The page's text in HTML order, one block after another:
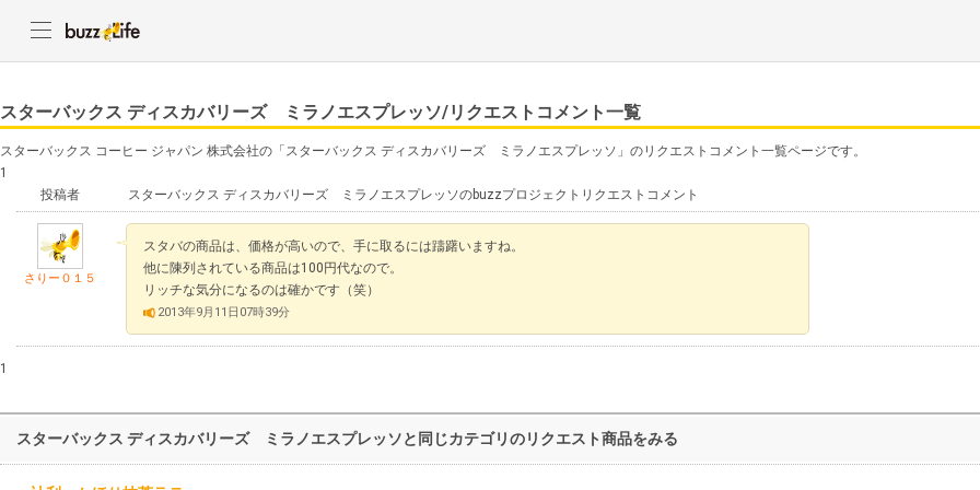
スターバックス ディスカバリーズ ミラノエスプレッソ/リクエストコメント一覧
スターバックス コーヒー ジャパン 株式会社の「スターバックス ディスカバリーズ ミラノエスプレッソ」のリクエストコメント一覧ページです。
1
投稿者
スターバックス ディスカバリーズ ミラノエスプレッソのbuzzプロジェクトリクエストコメント
さりー０１５
スタバの商品は、価格が高いので、手に取るには躊躇いますね。
他に陳列されている商品は100円代なので。
リッチな気分になるのは確かです（笑）
2013年9月11日07時39分
1
スターバックス ディスカバリーズ ミラノエスプレッソと同じカテゴリのリクエスト商品をみる